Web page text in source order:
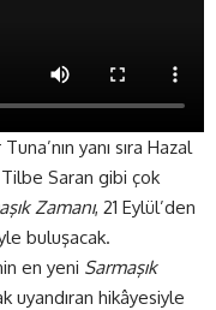
yanı sıra Hazal
Saran gibi çok
Zamanı, 21 Eylül’den
buluşacak.
en yeni Sarmaşık
uyandıran hikâyesiyle